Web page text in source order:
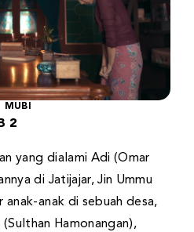
MUBI
2
yang dialami Adi (Omar
di Jatijajar, Jin Ummu
anak-anak di sebuah desa,
Hamonangan),